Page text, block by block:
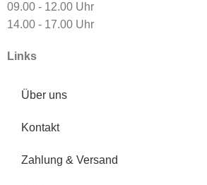
09.00 - 12.00 Uhr
14.00 - 17.00 Uhr
Links
Über uns
Kontakt
Zahlung & Versand